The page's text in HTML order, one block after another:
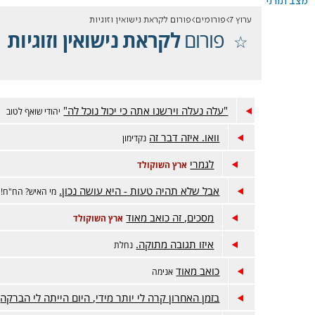
ערוץ 7 פורומים פורום לקראת נישואין וזוגיות
פורוםלקראת נישואין וזוגיות
"עלה נעלה וירשנו אתה כי יכול נוכל לה" יהודי שואף לטוב
וואו. איזה דבר זה נקדימון
לגמרי ארץ השוקולד
אבל שלא תהיה טעות - היא עושה נכון. מי האיש? הח"ח!
מסכים, זה כואב מאוד ארץ השוקולד
איזו תגובה מתוקה. נחלת
כואב מאוד אנימה
בזמן האחרון קרה לי יותר מידי, היום הייתה לי הברקה